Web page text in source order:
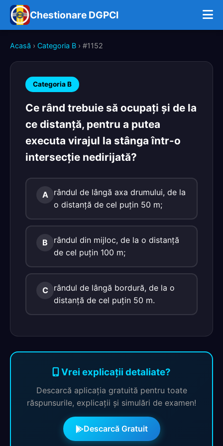
Chestionare DGPCI
Acasă › Categoria B › #1152
Categoria B
Ce rând trebuie să ocupaţi şi de la
ce distanţă, pentru a putea
executa virajul la stânga într-o
intersecţie nedirijată?
A
rândul de lângă axa drumului, de la
o distanţă de cel puţin 50 m;
B
rândul din mijloc, de la o distanţă
de cel puţin 100 m;
C
rândul de lângă bordură, de la o
distanţă de cel puţin 50 m.
Vrei explicații detaliate?
Descarcă aplicația gratuită pentru toate
răspunsurile, explicații și simulări de examen!
Descarcă Gratuit